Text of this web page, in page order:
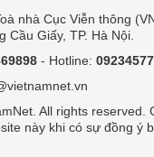
nhà Cục Viễn thông
Giấy, TP. Hà Nội.
- Hotline:
All rights reserved.
này khi có sự đồng ý